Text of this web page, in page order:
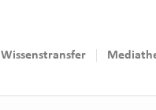
Wissenstransfer